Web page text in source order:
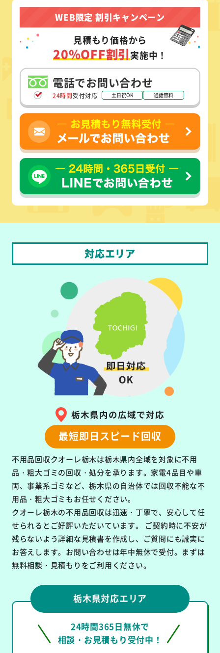
WEB限定 割引キャンペーン
見積もり価格から
20%OFF割引実施中！
電話でお問い合わせ
24時間受付対応 土日祝OK 通話無料
対応エリア
栃木県内の広域で対応
最短即日スピード回収
不用品回収クオーレ栃木は栃木県内全域を対象に不用
品・粗大ゴミの回収・処分を承ります。 家電4品目や車
両、事業系ゴミなど、栃木県の自治体では回収不能な不
用品・粗大ゴミもお任せください。
クオーレ栃木の不用品回収は迅速・丁寧で、安心して任
せられるとご好評いただいています。
ご契約時に不安が
残らないよう詳細な見積書を作成し、ご質問にも誠実に
お答えします。お問い合わせは年中無休で受付。まずは
無料相談・見積もりをご利用ください。
栃木県対応エリア
24時間365日無休で
相談・お見積もり受付中！